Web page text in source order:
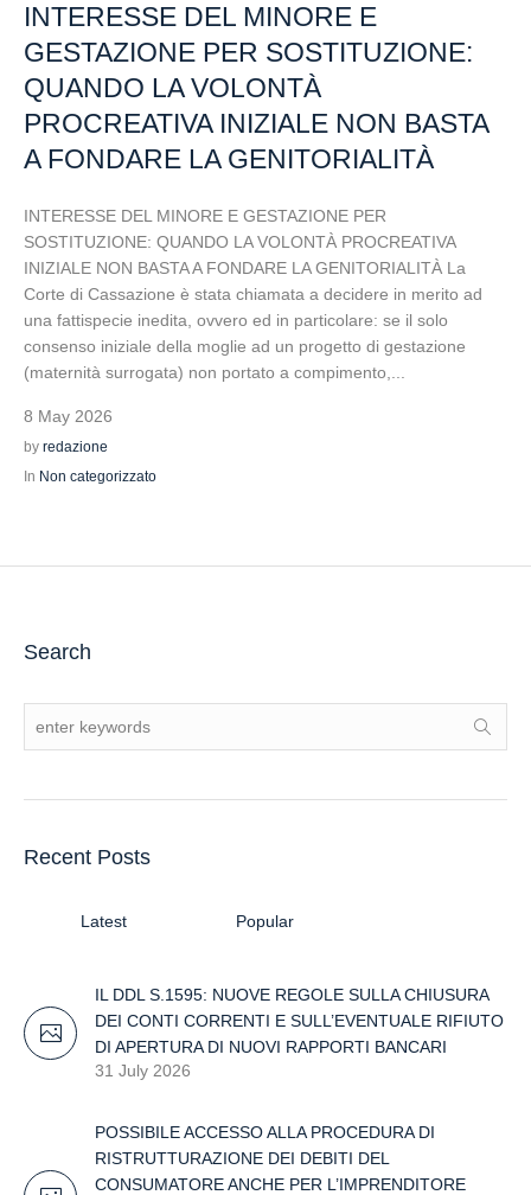
INTERESSE DEL MINORE E
GESTAZIONE PER SOSTITUZIONE:
QUANDO LA VOLONTÀ
PROCREATIVA INIZIALE NON BASTA
A FONDARE LA GENITORIALITÀ
INTERESSE DEL MINORE E GESTAZIONE PER
SOSTITUZIONE: QUANDO LA VOLONTÀ PROCREATIVA
INIZIALE NON BASTA A FONDARE LA GENITORIALITÀ La
Corte di Cassazione è stata chiamata a decidere in merito ad
una fattispecie inedita, ovvero ed in particolare: se il solo
consenso iniziale della moglie ad un progetto di gestazione
(maternità surrogata) non portato a compimento,...
8 May 2026
by redazione
In Non categorizzato
Search
Recent Posts
Latest Popular
IL DDL S.1595: NUOVE REGOLE SULLA CHIUSURA
DEI CONTI CORRENTI E SULL’EVENTUALE RIFIUTO
DI APERTURA DI NUOVI RAPPORTI BANCARI
31 July 2026
POSSIBILE ACCESSO ALLA PROCEDURA DI
RISTRUTTURAZIONE DEI DEBITI DEL
CONSUMATORE ANCHE PER L’IMPRENDITORE